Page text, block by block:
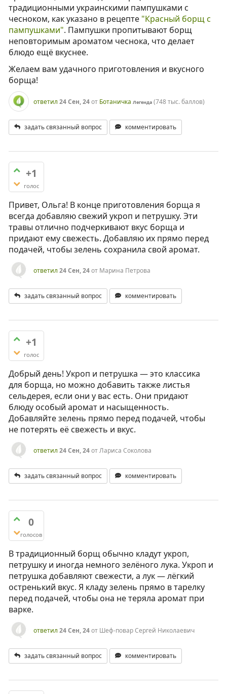
традиционными украинскими пампушками с
чесноком, как указано в рецепте "Красный борщ с
пампушками". Пампушки пропитывают борщ
неповторимым ароматом чеснока, что делает
блюдо ещё вкуснее.
Желаем вам удачного приготовления и вкусного
борща!
ответил 24 Сен, 24от Ботаничка Легенда (748 тыс.баллов)
задать связанный вопрос комментировать
+1
голос
Привет, Ольга! В конце приготовления борща я
всегда добавляю свежий укроп и петрушку. Эти
травы отлично подчеркивают вкус борща и
придают ему свежесть. Добавляю их прямо перед
подачей, чтобы зелень сохранила свой аромат.
ответил 24 Сен, 24от Марина Петрова
задать связанный вопрос комментировать
+1
голос
Добрый день! Укроп и петрушка — это классика
для борща, но можно добавить также листья
сельдерея, если они у вас есть. Они придают
блюду особый аромат и насыщенность.
Добавляйте зелень прямо перед подачей, чтобы
не потерять её свежесть и вкус.
ответил 24 Сен, 24отЛариса Соколова
задать связанный вопрос комментировать
0
голосов
В традиционный борщ обычно кладут укроп,
петрушку и иногда немного зелёного лука. Укроп и
петрушка добавляют свежести, а лук — лёгкий
остренький вкус. Я кладу зелень прямо в тарелку
перед подачей, чтобы она не теряла аромат при
варке.
ответил 24 Сен, 24от Шеф-повар Сергей Николаевич
задать связанный вопрос комментировать